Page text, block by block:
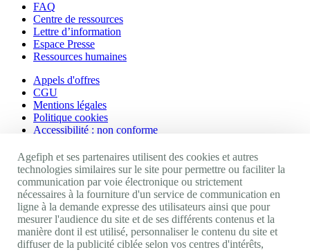
FAQ
Centre de ressources
Lettre d’information
Espace Presse
Ressources humaines
Appels d'offres
CGU
Mentions légales
Politique cookies
Accessibilité : non conforme
Nos autres sites
Site portail Agefiph
Activateur de progrès
Handinnov
Innovation et recherche
Université du RRH
Agefiph et ses partenaires utilisent des cookies et autres
technologies similaires sur le site pour permettre ou faciliter la
communication par voie électronique ou strictement
nécessaires à la fourniture d'un service de communication en
ligne à la demande expresse des utilisateurs ainsi que pour
mesurer l'audience du site et de ses différents contenus et la
manière dont il est utilisé, personnaliser le contenu du site et
diffuser de la publicité ciblée selon vos centres d'intérêts,